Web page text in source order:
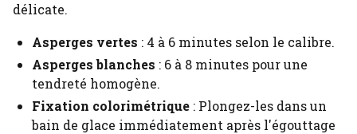
délicate.
Asperges vertes : 4 à 6 minutes selon le calibre.
Asperges blanches : 6 à 8 minutes pour une
tendreté homogène.
Fixation colorimétrique : Plongez-les dans un
bain de glace immédiatement après l'égouttage